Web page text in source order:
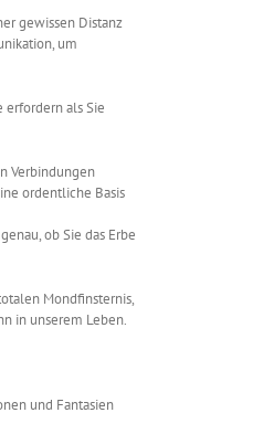
gewissen Distanz
um
erfordern als Sie
Verbindungen
ordentliche Basis
ob Sie das Erbe
Mondfinsternis,
in unserem Leben.
und Fantasien